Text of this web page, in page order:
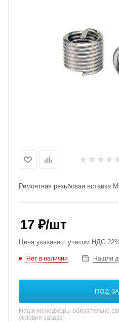
Ремонтная резьбовая вставка
17 ₽/шт
Цена указана с учетом НДС
Нет в наличии Нашли
ПОД
Наши менеджеры обязательно
условия заказа